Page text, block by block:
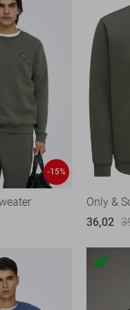
-15%
Only &
36,02